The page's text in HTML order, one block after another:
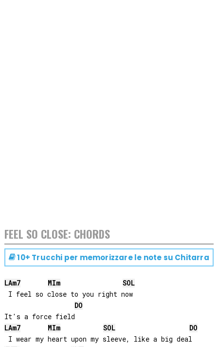
FEEL SO CLOSE: CHORDS
10+ Trucchi per memorizzare le note su Chitarra
LAm7 MIm
SOL
I feel so close to you right now
DO
LAm7 MIm SOL
DO